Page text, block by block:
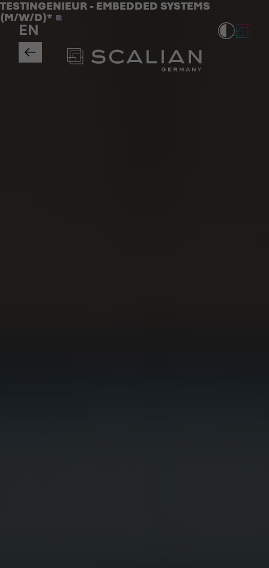
>
EN
Jobs
TESTINGENIEUR - EMBEDDED SYSTEMS
(M/W/D)*